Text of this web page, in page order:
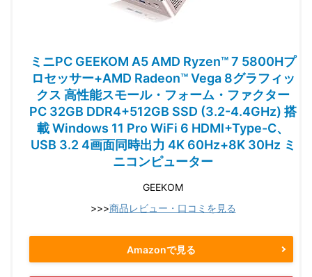
ミニPC GEEKOM A5 AMD Ryzen™ 7 5800Hプ
ロセッサー+AMD Radeon™ Vega 8グラフィッ
クス 高性能スモール・フォーム・ファクター
PC 32GB DDR4+512GB SSD (3.2-4.4GHz) 搭
載 Windows 11 Pro WiFi 6 HDMI+Type-C、
USB 3.2 4画面同時出力 4K 60Hz+8K 30Hz ミ
ニコンピューター
GEEKOM
>>>商品レビュー・口コミを見る
Amazonで見る